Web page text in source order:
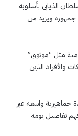
الذيابي بأسلوبه
جمهوره ويزيد من
مثل “موثوق”
والأفراد الذين
جماهيرية واسعة عبر
تفاصيل يومه